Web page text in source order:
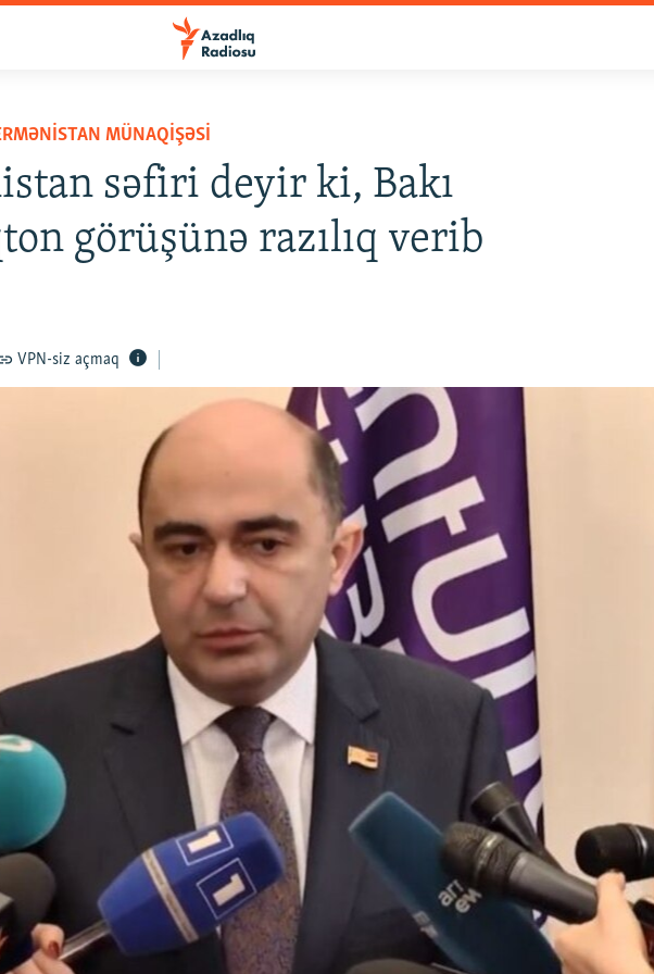
MÜNAQIŞƏSI
səfiri deyir ki, Bakı
görüşünə razılıq verib
VPN-siz açmaq